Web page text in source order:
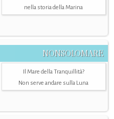
nella storia della Marina
NONSOLOMARE
Il Mare della Tranquillità?
Non serve andare sulla Luna